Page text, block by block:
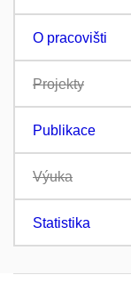
O pracovišti
Projekty
Publikace
Výuka
Statistika